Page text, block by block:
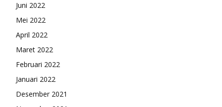
Juni 2022
Mei 2022
April 2022
Maret 2022
Februari 2022
Januari 2022
Desember 2021